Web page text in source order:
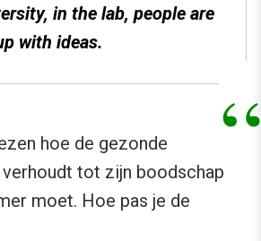
in the lab, people are
with ideas.
hoe de gezonde
tot zijn boodschap
moet. Hoe pas je de